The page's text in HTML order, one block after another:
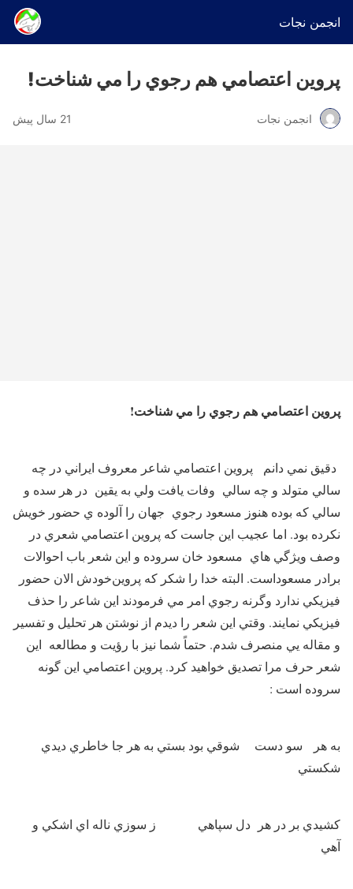
انجمن نجات
پروين اعتصامي هم رجوي را مي شناخت!
انجمن نجات 21 سال پیش
پروين اعتصامي هم رجوي را مي شناخت!
دقيق نمي دانم ‌ پروين اعتصامي شاعر معروف ايراني در چه
سالي متولد و چه سالي وفات يافت ولي به يقين در هر سده و
سالي كه بوده هنوز ‌مسعود رجوي جهان را آلوده ي حضور خويش
نكرده بود. اما عجيب اين جاست كه پروين اعتصامي شعري در
وصف ويژگي هاي مسعود خان سروده و اين شعر باب احوالات
برادر مسعود‌است. البته خدا را شكر كه پروين‌خودش الان حضور
فيزيكي ندارد وگرنه رجوي امر مي فرمودند اين شاعر را حذف
فيزيكي نمايند. وقتي اين شعر را ديدم از نوشتن هر تحليل و تفسير
و مقاله يي منصرف شدم. حتماً شما نيز با رؤيت و مطالعه اين
شعر حرف مرا تصديق خواهيد كرد. ‌پروين اعتصامي ‌اين گونه
سروده است :‌
به هر سو دست شوقي بود بستي به هر جا خاطري ديدي
شكستي
كشيدي بر در هر دل سپاهي ز سوزي ناله اي اشكي و
آهي